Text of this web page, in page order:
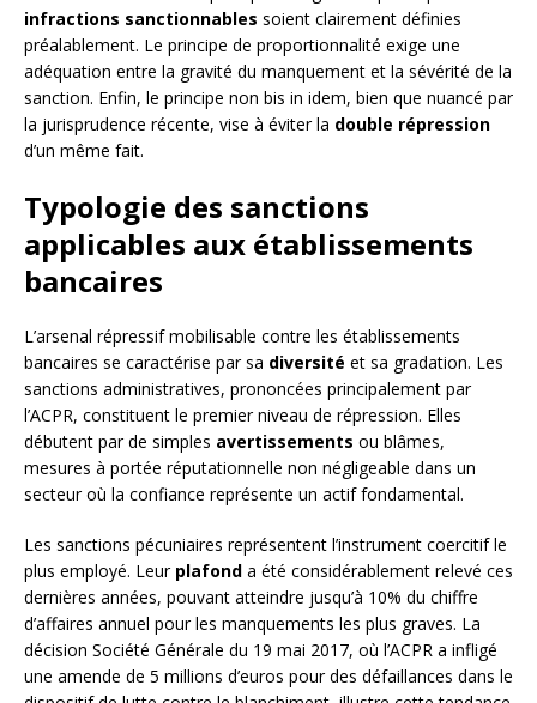
infractions sanctionnables soient clairement définies
préalablement. Le principe de proportionnalité exige une
adéquation entre la gravité du manquement et la sévérité de la
sanction. Enfin, le principe non bis in idem, bien que nuancé par
la jurisprudence récente, vise à éviter la double répression
d’un même fait.
Typologie des sanctions
applicables aux établissements
bancaires
L’arsenal répressif mobilisable contre les établissements
bancaires se caractérise par sa diversité et sa gradation. Les
sanctions administratives, prononcées principalement par
l’ACPR, constituent le premier niveau de répression. Elles
débutent par de simples avertissements ou blâmes,
mesures à portée réputationnelle non négligeable dans un
secteur où la confiance représente un actif fondamental.
Les sanctions pécuniaires représentent l’instrument coercitif le
plus employé. Leur plafond a été considérablement relevé ces
dernières années, pouvant atteindre jusqu’à 10% du chiffre
d’affaires annuel pour les manquements les plus graves. La
décision Société Générale du 19 mai 2017, où l’ACPR a infligé
une amende de 5 millions d’euros pour des défaillances dans le